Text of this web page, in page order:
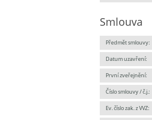
Smlouva
Předmět smlouvy:
Datum uzavření:
První zveřejnění:
Číslo smlouvy / č.j.:
Ev. číslo zak. z VVZ: